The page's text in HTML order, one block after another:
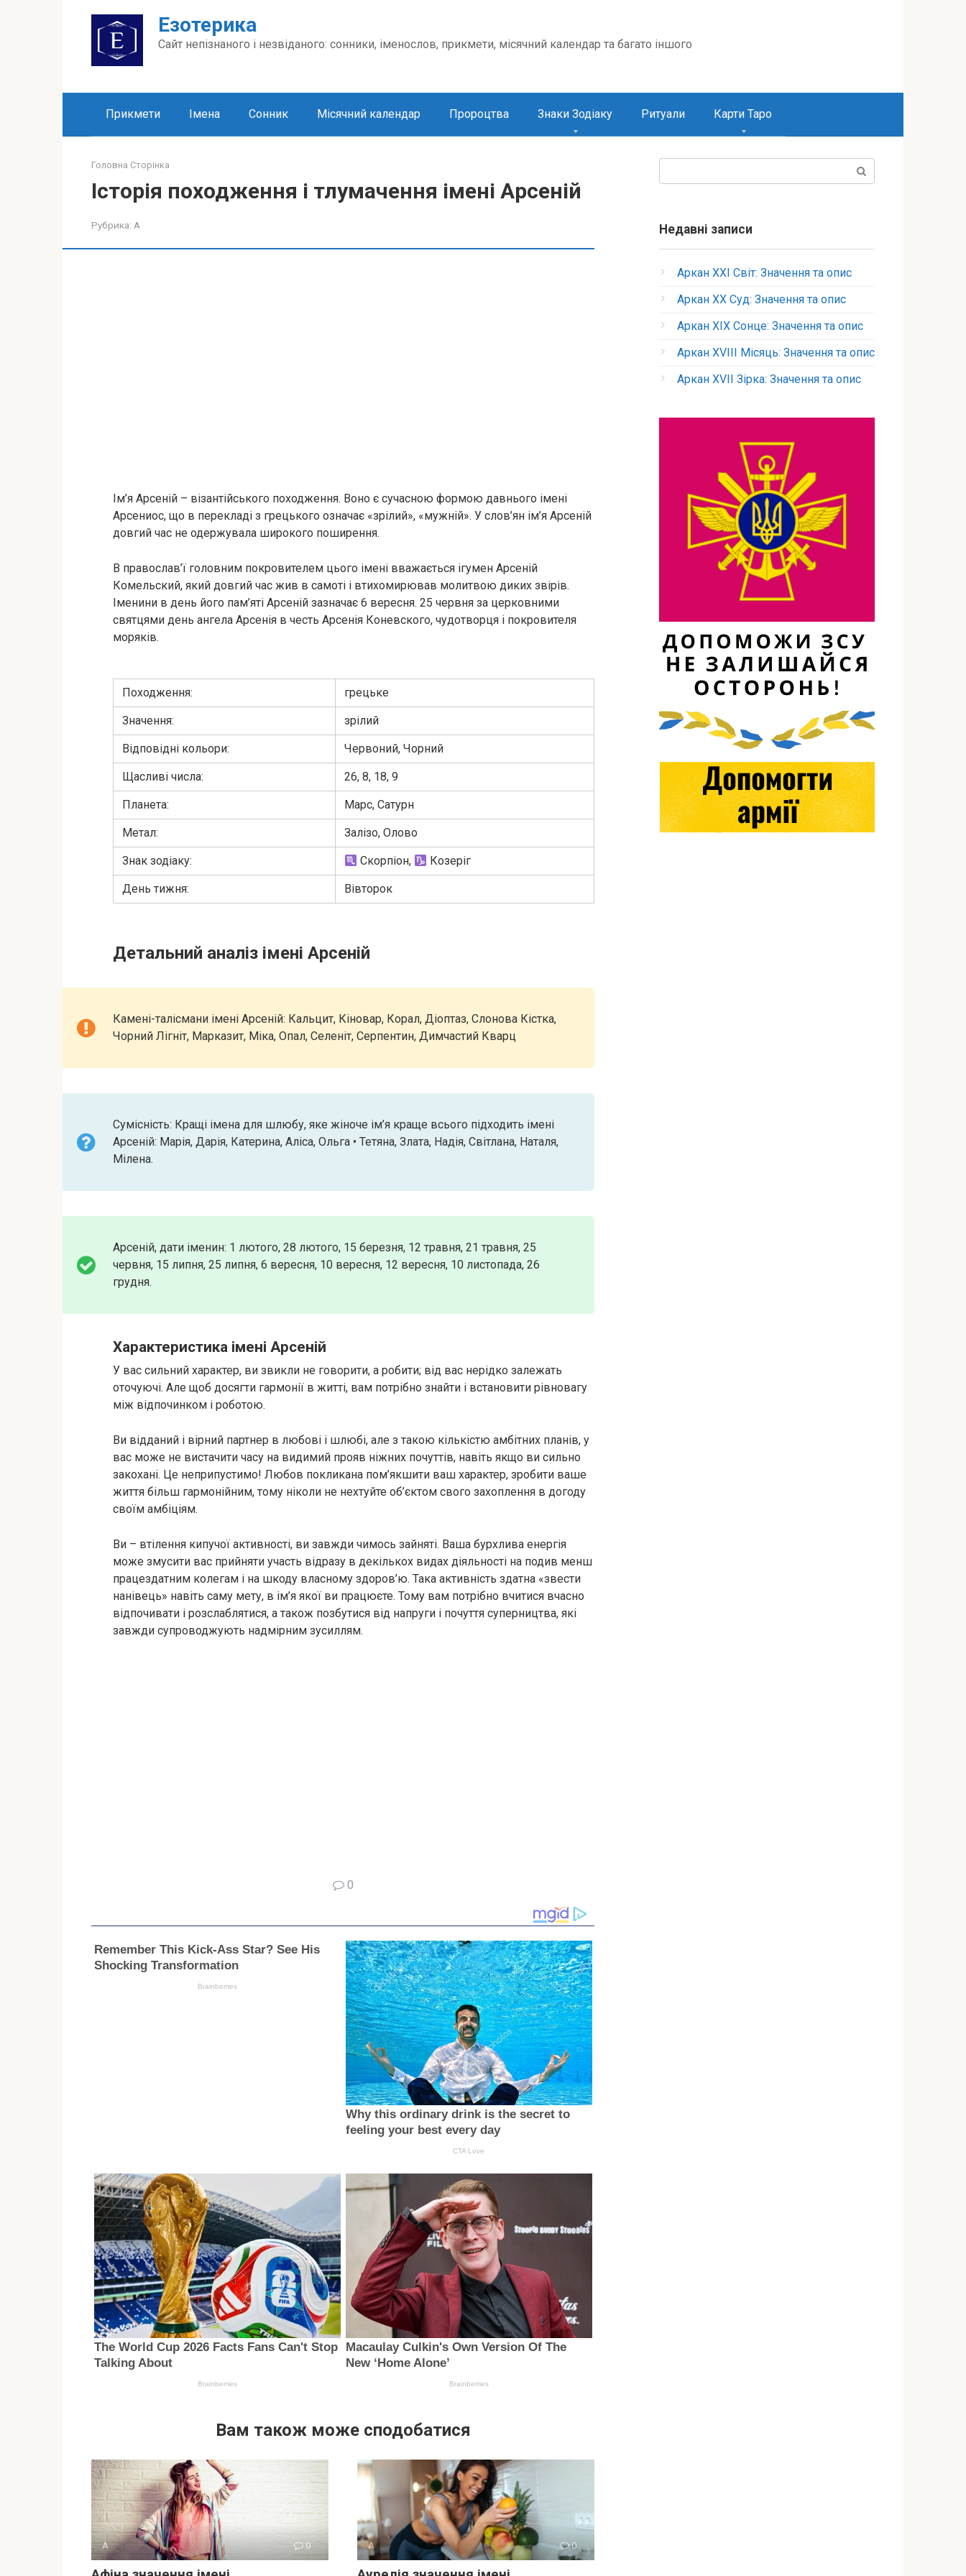
Езотерика
Сайт непізнаного і незвіданого: сонники, іменослов, прикмети, місячний календар та багато іншого
Прикмети Імена Сонник Місячний календар Пророцтва Знаки Зодіаку Ритуали Карти Таро
Головна Сторінка
Історія походження і тлумачення імені Арсеній
Рубрика: А
Ім’я Арсеній – візантійського походження. Воно є сучасною формою давнього імені
Арсениос, що в перекладі з грецького означає «зрілий», «мужній». У слов’ян ім’я Арсеній
довгий час не одержувала широкого поширення.
В православ’ї головним покровителем цього імені вважається ігумен Арсеній
Комельский, який довгий час жив в самоті і втихомирював молитвою диких звірів.
Іменини в день його пам’яті Арсеній зазначає 6 вересня. 25 червня за церковними
святцями день ангела Арсенія в честь Арсенія Коневского, чудотворця і покровителя
моряків.
Походження: грецьке
Значення: зрілий
Відповідні кольори: Червоний, Чорний
Щасливі числа: 26, 8, 18, 9
Планета: Марс, Сатурн
Метал: Залізо, Олово
Знак зодіаку: Скорпіон, Козеріг
День тижня: Вівторок
Детальний аналіз імені Арсеній
Камені-талісмани імені Арсеній: Кальцит, Кіновар, Корал, Діоптаз, Слонова Кістка,
Чорний Лігніт, Марказит, Міка, Опал, Селеніт, Серпентин, Димчастий Кварц
Сумісність: Кращі імена для шлюбу, яке жіноче ім’я краще всього підходить імені
Арсеній: Марія, Дарія, Катерина, Аліса, Ольга • Тетяна, Злата, Надія, Світлана, Наталя,
Мілена.
Арсеній, дати іменин: 1 лютого, 28 лютого, 15 березня, 12 травня, 21 травня, 25
червня, 15 липня, 25 липня, 6 вересня, 10 вересня, 12 вересня, 10 листопада, 26
грудня.
Характеристика імені Арсеній
У вас сильний характер, ви звикли не говорити, а робити; від вас нерідко залежать
оточуючі. Але щоб досягти гармонії в житті, вам потрібно знайти і встановити рівновагу
між відпочинком і роботою.
Ви відданий і вірний партнер в любові і шлюбі, але з такою кількістю амбітних планів, у
вас може не вистачити часу на видимий прояв ніжних почуттів, навіть якщо ви сильно
закохані. Це неприпустимо! Любов покликана пом’якшити ваш характер, зробити ваше
життя більш гармонійним, тому ніколи не нехтуйте об’єктом свого захоплення в догоду
своїм амбіціям.
Ви – втілення кипучої активності, ви завжди чимось зайняті. Ваша бурхлива енергія
може змусити вас прийняти участь відразу в декількох видах діяльності на подив менш
працездатним колегам і на шкоду власному здоров’ю. Така активність здатна «звести
нанівець» навіть саму мету, в ім’я якої ви працюєте. Тому вам потрібно вчитися вчасно
відпочивати і розслаблятися, а також позбутися від напруги і почуття суперництва, які
завжди супроводжують надмірним зусиллям.
0
Вам також може сподобатися
А 0 А 0
Недавні записи
Аркан XXI Світ: Значення та опис
Аркан XX Суд: Значення та опис
Аркан XIX Сонце: Значення та опис
Аркан XVIII Місяць: Значення та опис
Аркан XVII Зірка: Значення та опис